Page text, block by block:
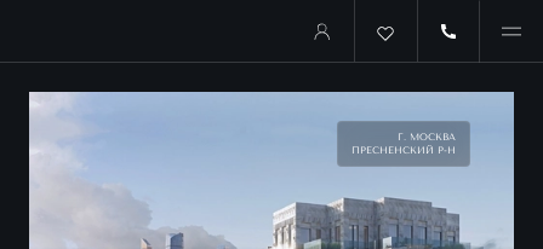
Г. МОСКВА
ПРЕСНЕНСКИЙ Р-Н